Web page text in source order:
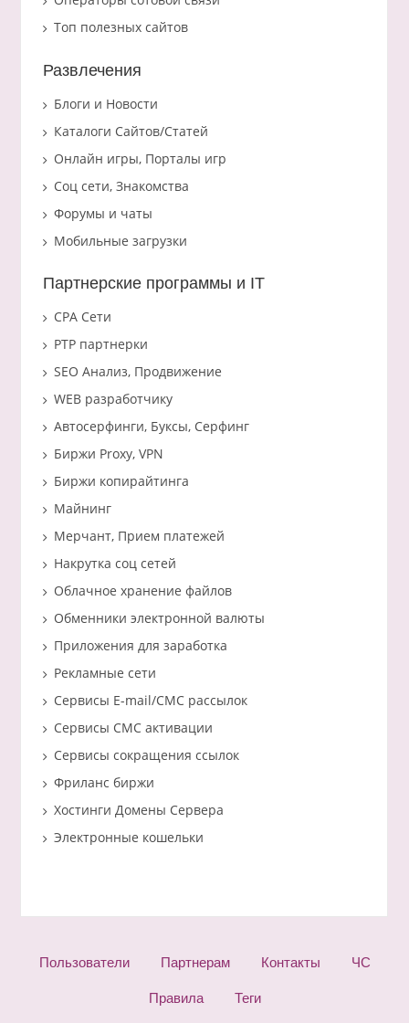
Топ полезных сайтов
Развлечения
Блоги и Новости
Каталоги Сайтов/Статей
Онлайн игры, Порталы игр
Соц сети, Знакомства
Форумы и чаты
Мобильные загрузки
Партнерские программы и IT
CPA Сети
PTP партнерки
SEO Анализ, Продвижение
WEB разработчику
Автосерфинги, Буксы, Серфинг
Биржи Proxy, VPN
Биржи копирайтинга
Майнинг
Мерчант, Прием платежей
Накрутка соц сетей
Облачное хранение файлов
Обменники электронной валюты
Приложения для заработка
Рекламные сети
Сервисы E-mail/СМС рассылок
Сервисы СМС активации
Сервисы сокращения ссылок
Фриланс биржи
Хостинги Домены Сервера
Электронные кошельки
Пользователи Партнерам Контакты ЧС
Правила Теги